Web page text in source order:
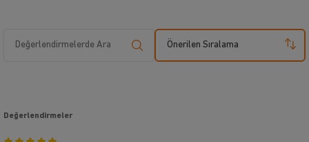
Önerilen Sıralama
Değerlendirmeler